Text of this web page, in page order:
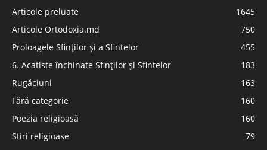
Articole preluate
1645
Articole Ortodoxia.md
750
Proloagele Sfinților și a Sfintelor
455
6. Acatiste închinate Sfinților și Sfintelor
183
Rugăciuni
163
Fără categorie
160
Poezia religioasă
160
Stiri religioase
79